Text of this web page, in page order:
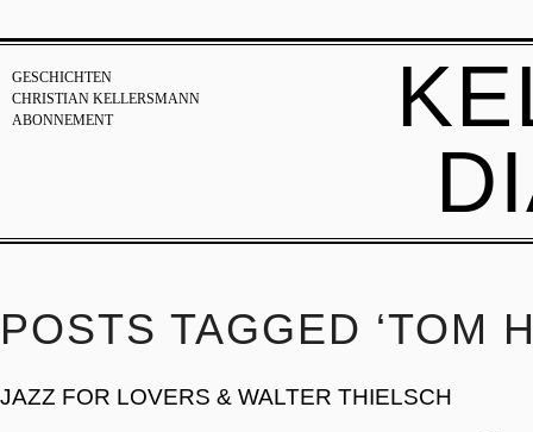
GESCHICHTEN
CHRISTIAN KELLERSMANN
ABONNEMENT
POSTS TAGGED ‘TOM
JAZZ FOR LOVERS & WALTER THIELSCH